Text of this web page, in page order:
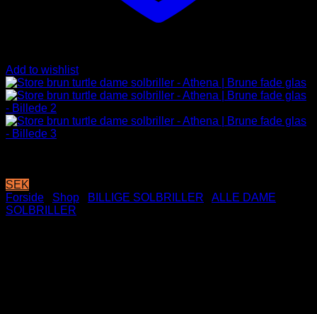
Add to wishlist
SEK
Forside
Shop BILLIGE SOLBRILLER
ALLE DAME
SOLBRILLER